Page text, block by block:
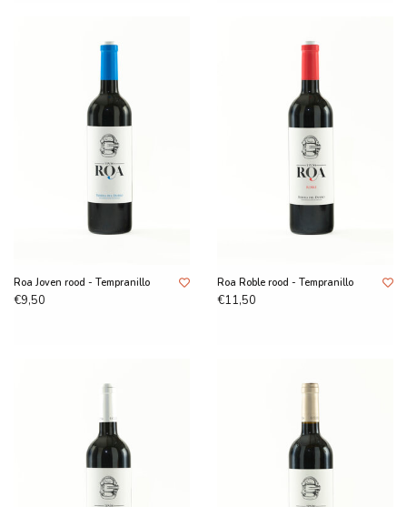
Roa Joven rood - Tempranillo
€9,50
Roa Roble rood - Tempranillo
€11,50